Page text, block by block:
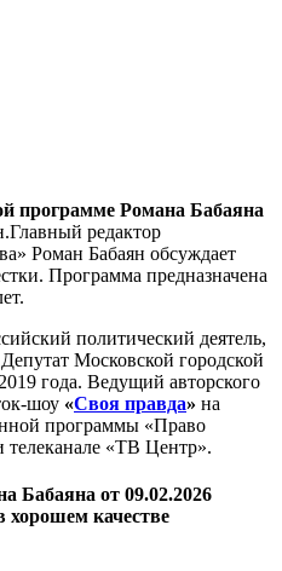
программе Романа Бабаяна
редактор
Роман Бабаян обсуждает
Программа предназначена
политический деятель,
Московской городской
года. Ведущий авторского
шоу «Своя правда» на
программы «Право
телеканале «ТВ Центр».
Бабаяна от 09.02.2026
хорошем качестве